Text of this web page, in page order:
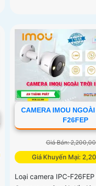
CAMERA IMOU
F26FEP
Giá Bán:
Giá Khuyến Mại:
Loại camera IPC-